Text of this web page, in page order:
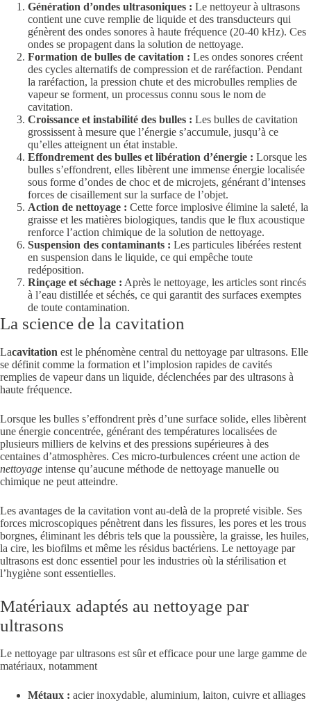
Génération d’ondes ultrasoniques : Le nettoyeur à ultrasons
contient une cuve remplie de liquide et des transducteurs qui
génèrent des ondes sonores à haute fréquence (20-40 kHz). Ces
ondes se propagent dans la solution de nettoyage.
Formation de bulles de cavitation : Les ondes sonores créent
des cycles alternatifs de compression et de raréfaction. Pendant
la raréfaction, la pression chute et des microbulles remplies de
vapeur se forment, un processus connu sous le nom de
cavitation.
Croissance et instabilité des bulles : Les bulles de cavitation
grossissent à mesure que l’énergie s’accumule, jusqu’à ce
qu’elles atteignent un état instable.
Effondrement des bulles et libération d’énergie : Lorsque les
bulles s’effondrent, elles libèrent une immense énergie localisée
sous forme d’ondes de choc et de microjets, générant d’intenses
forces de cisaillement sur la surface de l’objet.
Action de nettoyage : Cette force implosive élimine la saleté, la
graisse et les matières biologiques, tandis que le flux acoustique
renforce l’action chimique de la solution de nettoyage.
Suspension des contaminants : Les particules libérées restent
en suspension dans le liquide, ce qui empêche toute
redéposition.
Rinçage et séchage : Après le nettoyage, les articles sont rincés
à l’eau distillée et séchés, ce qui garantit des surfaces exemptes
de toute contamination.
La science de la cavitation
Lacavitation est le phénomène central du nettoyage par ultrasons. Elle
se définit comme la formation et l’implosion rapides de cavités
remplies de vapeur dans un liquide, déclenchées par des ultrasons à
haute fréquence.
Lorsque les bulles s’effondrent près d’une surface solide, elles libèrent
une énergie concentrée, générant des températures localisées de
plusieurs milliers de kelvins et des pressions supérieures à des
centaines d’atmosphères. Ces micro-turbulences créent une action de
nettoyage intense qu’aucune méthode de nettoyage manuelle ou
chimique ne peut atteindre.
Les avantages de la cavitation vont au-delà de la propreté visible. Ses
forces microscopiques pénètrent dans les fissures, les pores et les trous
borgnes, éliminant les débris tels que la poussière, la graisse, les huiles,
la cire, les biofilms et même les résidus bactériens. Le nettoyage par
ultrasons est donc essentiel pour les industries où la stérilisation et
l’hygiène sont essentielles.
Matériaux adaptés au nettoyage par
ultrasons
Le nettoyage par ultrasons est sûr et efficace pour une large gamme de
matériaux, notamment
Métaux : acier inoxydable, aluminium, laiton, cuivre et alliages